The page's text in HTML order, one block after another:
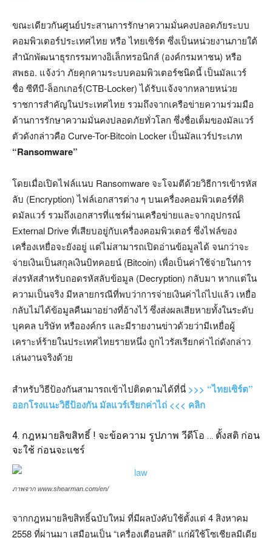
ขณะเดียวกันศูนย์ประสานการรักษาความมั่นคงปลอดภัยระบบ
คอมพิวเตอร์ประเทศไทย หรือ ไทยเซิร์ต ซึ่งเป็นหน่วยงานภายใต้
สำนักพัฒนาธุรกรรมทางอิเล็กทรอนิกส์ (องค์กรมหาชน) หรือ
สพธอ. แจ้งว่า ภัยคุกคามระบบคอมพิวเตอร์ชนิดนี้ เป็นมัลแวร์
ชื่อ ซีทีบี-ล็อกเกอร์(CTB-Locker) ได้รับแจ้งจากหลายหน่วย
ราชการสำคัญในประเทศไทย รวมถึงจากเครือข่ายความร่วมมือ
ด้านการรักษาความมั่นคงปลอดภัยทั่วโลก ซึ่งชื่อเต็มของมัลแวร์
ตัวดังกล่าวคือ Curve-Tor-Bitcoin Locker เป็นมัลแวร์ประเภท
“Ransomware”
โดยเมื่อเปิดไฟล์แนบ Ransomware จะโจมตีด้วยวิธีการเข้ารหัส
ลับ (Encryption) ไฟล์เอกสารต่าง ๆ บนเครื่องคอมพิวเตอร์ที่ติ
ดมัลแวร์ รวมถึงเอกสารที่แชร์ผ่านเครือข่ายและจากอุปกรณ์
External Drive ที่เสียบอยู่กับเครื่องคอมพิวเตอร์ ซึ่งไฟล์ของ
เครื่องเหยื่อจะยังอยู่ แต่ไม่สามารถเปิดอ่านข้อมูลได้ จนกว่าจะ
จ่ายเงินเป็นสกุลเงินบิทคอยน์ (Bitcoin) เพื่อเป็นค่าใช้จ่ายในการ
ส่งรหัสสำหรับถอดรหัสลับข้อมูล (Decryption) กลับมา หากแต่ใน
ความเป็นจริง มีหลายกรณีที่พบว่าการจ่ายเงินค่าไถ่ไปแล้ว เหยื่อ
กลับไม่ได้ข้อมูลคืนมาอย่างที่อ้างไว้ ซึ่งส่งผลเสียหายทั้งในระดับ
บุคคล บริษัท หรือองค์กร และมีรายงานข่าวด้วยว่ามีเหยื่อผู้
เคราะห์ร้ายในประเทศไทยรายหนึ่ง ถูกไวรัสเรียกค่าไถ่ดังกล่าว
เล่นงานจริงด้วย
สำหรับวิธีป้องกันสามารถเข้าไปติดตามได้ที่นี่ >>> “ไทยเซิร์ต”
ออกโรงแนะวิธีป้องกัน มัลแวร์เรียกค่าไถ่ <<< คลิก
4. กฎหมายลิขสิทธิ์ ! จะข้อความ รูปภาพ วีดีโอ … ตั้งสติ ก่อน
จะใช้ ก่อนจะแชร์
ภาพจาก www.shearman.com/en/
จากกฎหมายลิขสิทธิ์ฉบับใหม่ ที่มีผลบังคับใช้ตั้งแต่ 4 สิงหาคม
2558 ที่ผ่านมา เสมือนเป็น “เครื่องเตือนสติ” แก่ผู้ใช้โซเชียลมีเดีย